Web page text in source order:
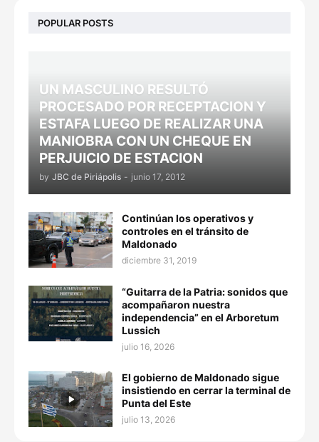
POPULAR POSTS
UN MASCULINO RESULTÓ
PROCESADO POR RECEPTACION Y
ESTAFA LUEGO DE REALIZAR UNA
MANIOBRA CON UN CHEQUE EN
PERJUICIO DE ESTACION
by JBC de Piriápolis - junio 17, 2012
Continúan los operativos y
controles en el tránsito de
Maldonado
diciembre 31, 2019
“Guitarra de la Patria: sonidos que
acompañaron nuestra
independencia” en el Arboretum
Lussich
julio 16, 2026
El gobierno de Maldonado sigue
insistiendo en cerrar la terminal de
Punta del Este
julio 13, 2026